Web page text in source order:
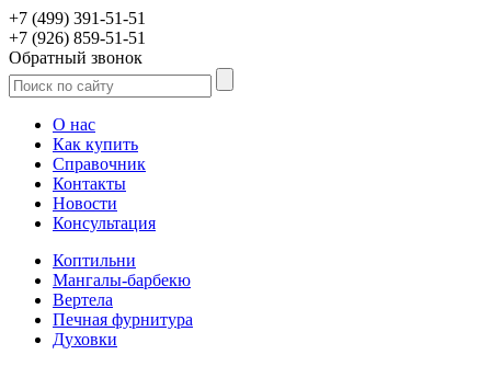
+7 (499) 391-51-51
+7 (926) 859-51-51
Обратный звонок
О нас
Как купить
Справочник
Контакты
Новости
Консультация
Коптильни
Мангалы-барбекю
Вертела
Печная фурнитура
Духовки